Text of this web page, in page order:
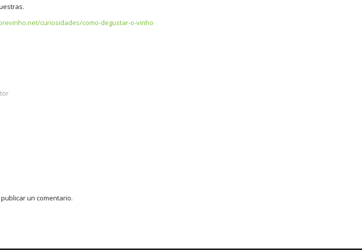
curiosidades/como-degustar-o-vinho
un comentario.